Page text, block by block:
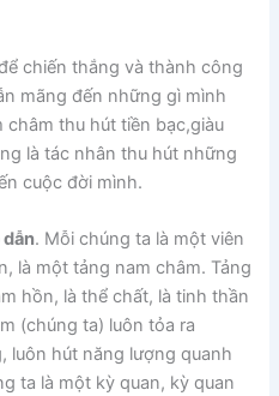
chiến thắng và thành công
mãng đến những gì mình
thu hút tiền bạc,giàu
là tác nhân thu hút những
cuộc đời mình.
dẫn. Mỗi chúng ta là một viên
là một tảng nam châm. Tảng
hồn, là thể chất, là tinh thần
(chúng ta) luôn tỏa ra
luôn hút năng lượng quanh
ta là một kỳ quan, kỳ quan